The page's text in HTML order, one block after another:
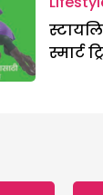
स्मार्ट